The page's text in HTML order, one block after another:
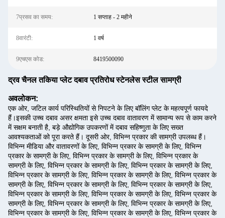
7प्रसव का समय: 1 सप्ताह - 2 महीने
8वारंटी: 1 वर्ष
9एचएस कोड: 8419500090
द्रव चैनल तकिया प्लेट दबाव प्रतिरोध स्टेनलेस स्टील सामग्री
अवलोकन:
एक ओर, जटिल कार्य परिस्थितियों से निपटने के लिए बॉलिंग प्लेट के महत्वपूर्ण फायदे
हैं।इसकी उच्च दबाव असर क्षमता इसे उच्च दबाव वातावरण में सामान्य रूप से काम करने
में सक्षम बनाती है, बड़े औद्योगिक उपकरणों में दबाव सहिष्णुता के लिए सख्त
आवश्यकताओं को पूरा करते हैं। दूसरी ओर, विभिन्न प्रकार की सामग्री उपलब्ध हैं।
विभिन्न मीडिया और वातावरणों के लिए, विभिन्न प्रकार के सामग्री के लिए, विभिन्न
प्रकार के सामग्री के लिए, विभिन्न प्रकार के सामग्री के लिए, विभिन्न प्रकार के
सामग्री के लिए, विभिन्न प्रकार के सामग्री के लिए, विभिन्न प्रकार के सामग्री के लिए,
विभिन्न प्रकार के सामग्री के लिए, विभिन्न प्रकार के सामग्री के लिए, विभिन्न प्रकार के
सामग्री के लिए, विभिन्न प्रकार के सामग्री के लिए, विभिन्न प्रकार के सामग्री के लिए,
विभिन्न प्रकार के सामग्री के लिए, विभिन्न प्रकार के सामग्री के लिए, विभिन्न प्रकार के
सामग्री के लिए, विभिन्न प्रकार के सामग्री के लिए, विभिन्न प्रकार के सामग्री के लिए,
विभिन्न प्रकार के सामग्री के लिए, विभिन्न प्रकार के सामग्री के लिए, विभिन्न प्रकार के